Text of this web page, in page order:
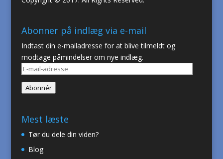
Abonner på indlæg via e-mail
Indtast din e-mailadresse for at blive tilmeldt og
modtage påmindelser om nye indlæg.
E-
mail-
adresse
Abonnér
Mest læste
Tør du dele din viden?
Blog